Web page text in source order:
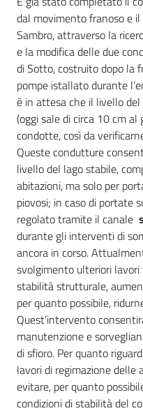
dal movimento franoso e
Sambro, attraverso la
e la modifica delle due
di Sotto, costruito dopo la
pompe istallato durante
è in attesa che il livello
(oggi sale di circa 10 cm
condotte, così da
Queste condutture
livello del lago stabile,
abitazioni, ma solo per
piovosi; in caso di portate
regolato tramite il canale
durante gli interventi di
ancora in corso.
svolgimento ulteriori
stabilità strutturale,
per quanto possibile,
Quest’intervento
manutenzione e
di sfioro. Per quanto
lavori di regimazione delle
evitare, per quanto
condizioni di stabilità del